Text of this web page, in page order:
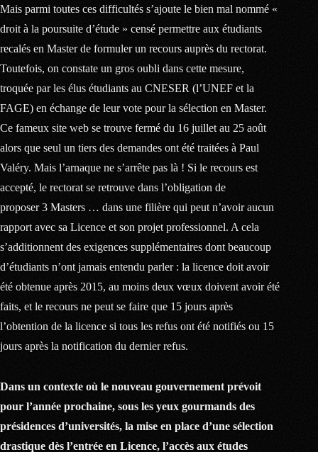
Mais parmi toutes ces difficultés s’ajoute le bien mal nommé «
droit à la poursuite d’étude » censé permettre aux étudiants
recalés en Master de formuler un recours auprès du rectorat.
Toutefois, on constate un gros oubli dans cette mesure,
troquée par les élus étudiants au CNESER (l’UNEF et la
FAGE) en échange de leur vote pour la sélection en Master.
Ce fameux site web se trouve fermé du 16 juillet au 25 août
alors que seul un tiers des demandes ont été traitées à Paul
Valéry. Mais l’arnaque ne s’arrête pas là ! Si le recours est
accepté, le rectorat se retrouve dans l’obligation de
proposer 3 Masters … dans une filière qui peut n’avoir aucun
rapport avec sa Licence et son projet professionnel. A cela
s’additionnent des exigences supplémentaires dont beaucoup
d’étudiants n’ont jamais entendu parler : la licence doit avoir
été obtenue après 2015, au moins deux vœux doivent avoir été
faits, et le recours ne peut se faire que 15 jours après
l’obtention de la licence si tous les refus ont été notifiés ou 15
jours après la notification du dernier refus.
Dans un contexte où le nouveau gouvernement prévoit
pour l’année prochaine, sous les yeux gourmands des
présidences d’universités, la mise en place d’une sélection
drastique dès l’entrée en Licence, l’accès aux études